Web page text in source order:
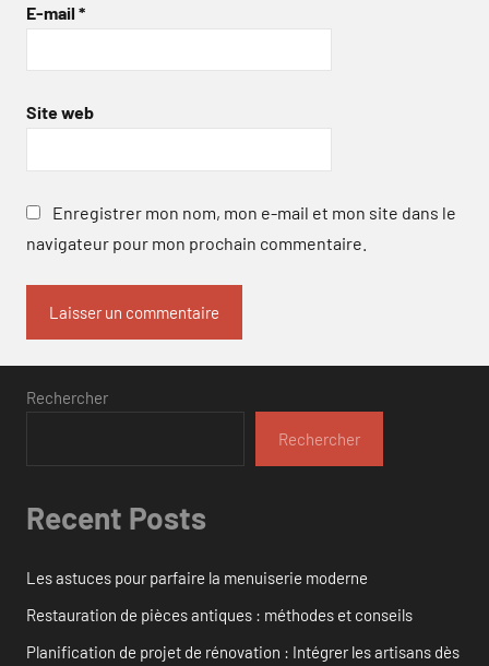
E-mail *
Site web
Enregistrer mon nom, mon e-mail et mon site dans le
navigateur pour mon prochain commentaire.
Rechercher
Rechercher
Recent Posts
Les astuces pour parfaire la menuiserie moderne
Restauration de pièces antiques : méthodes et conseils
Planification de projet de rénovation : Intégrer les artisans dès